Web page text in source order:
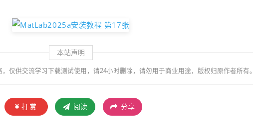
本站声明
仅供交流学习下载测试使用，请24小时删除，请勿用于商业用途，版权归原作者所有。
打赏 阅读 分享